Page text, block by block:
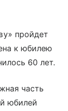
пройдет
к юбилею
60 лет.
часть
юбилей